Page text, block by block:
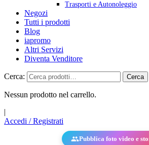
Trasporti e Autonoleggio
Negozi
Tutti i prodotti
Blog
iapromo
Altri Servizi
Diventa Venditore
Cerca: Cerca
Nessun prodotto nel carrello.
|
Accedi / Registrati
Pubblica foto video e